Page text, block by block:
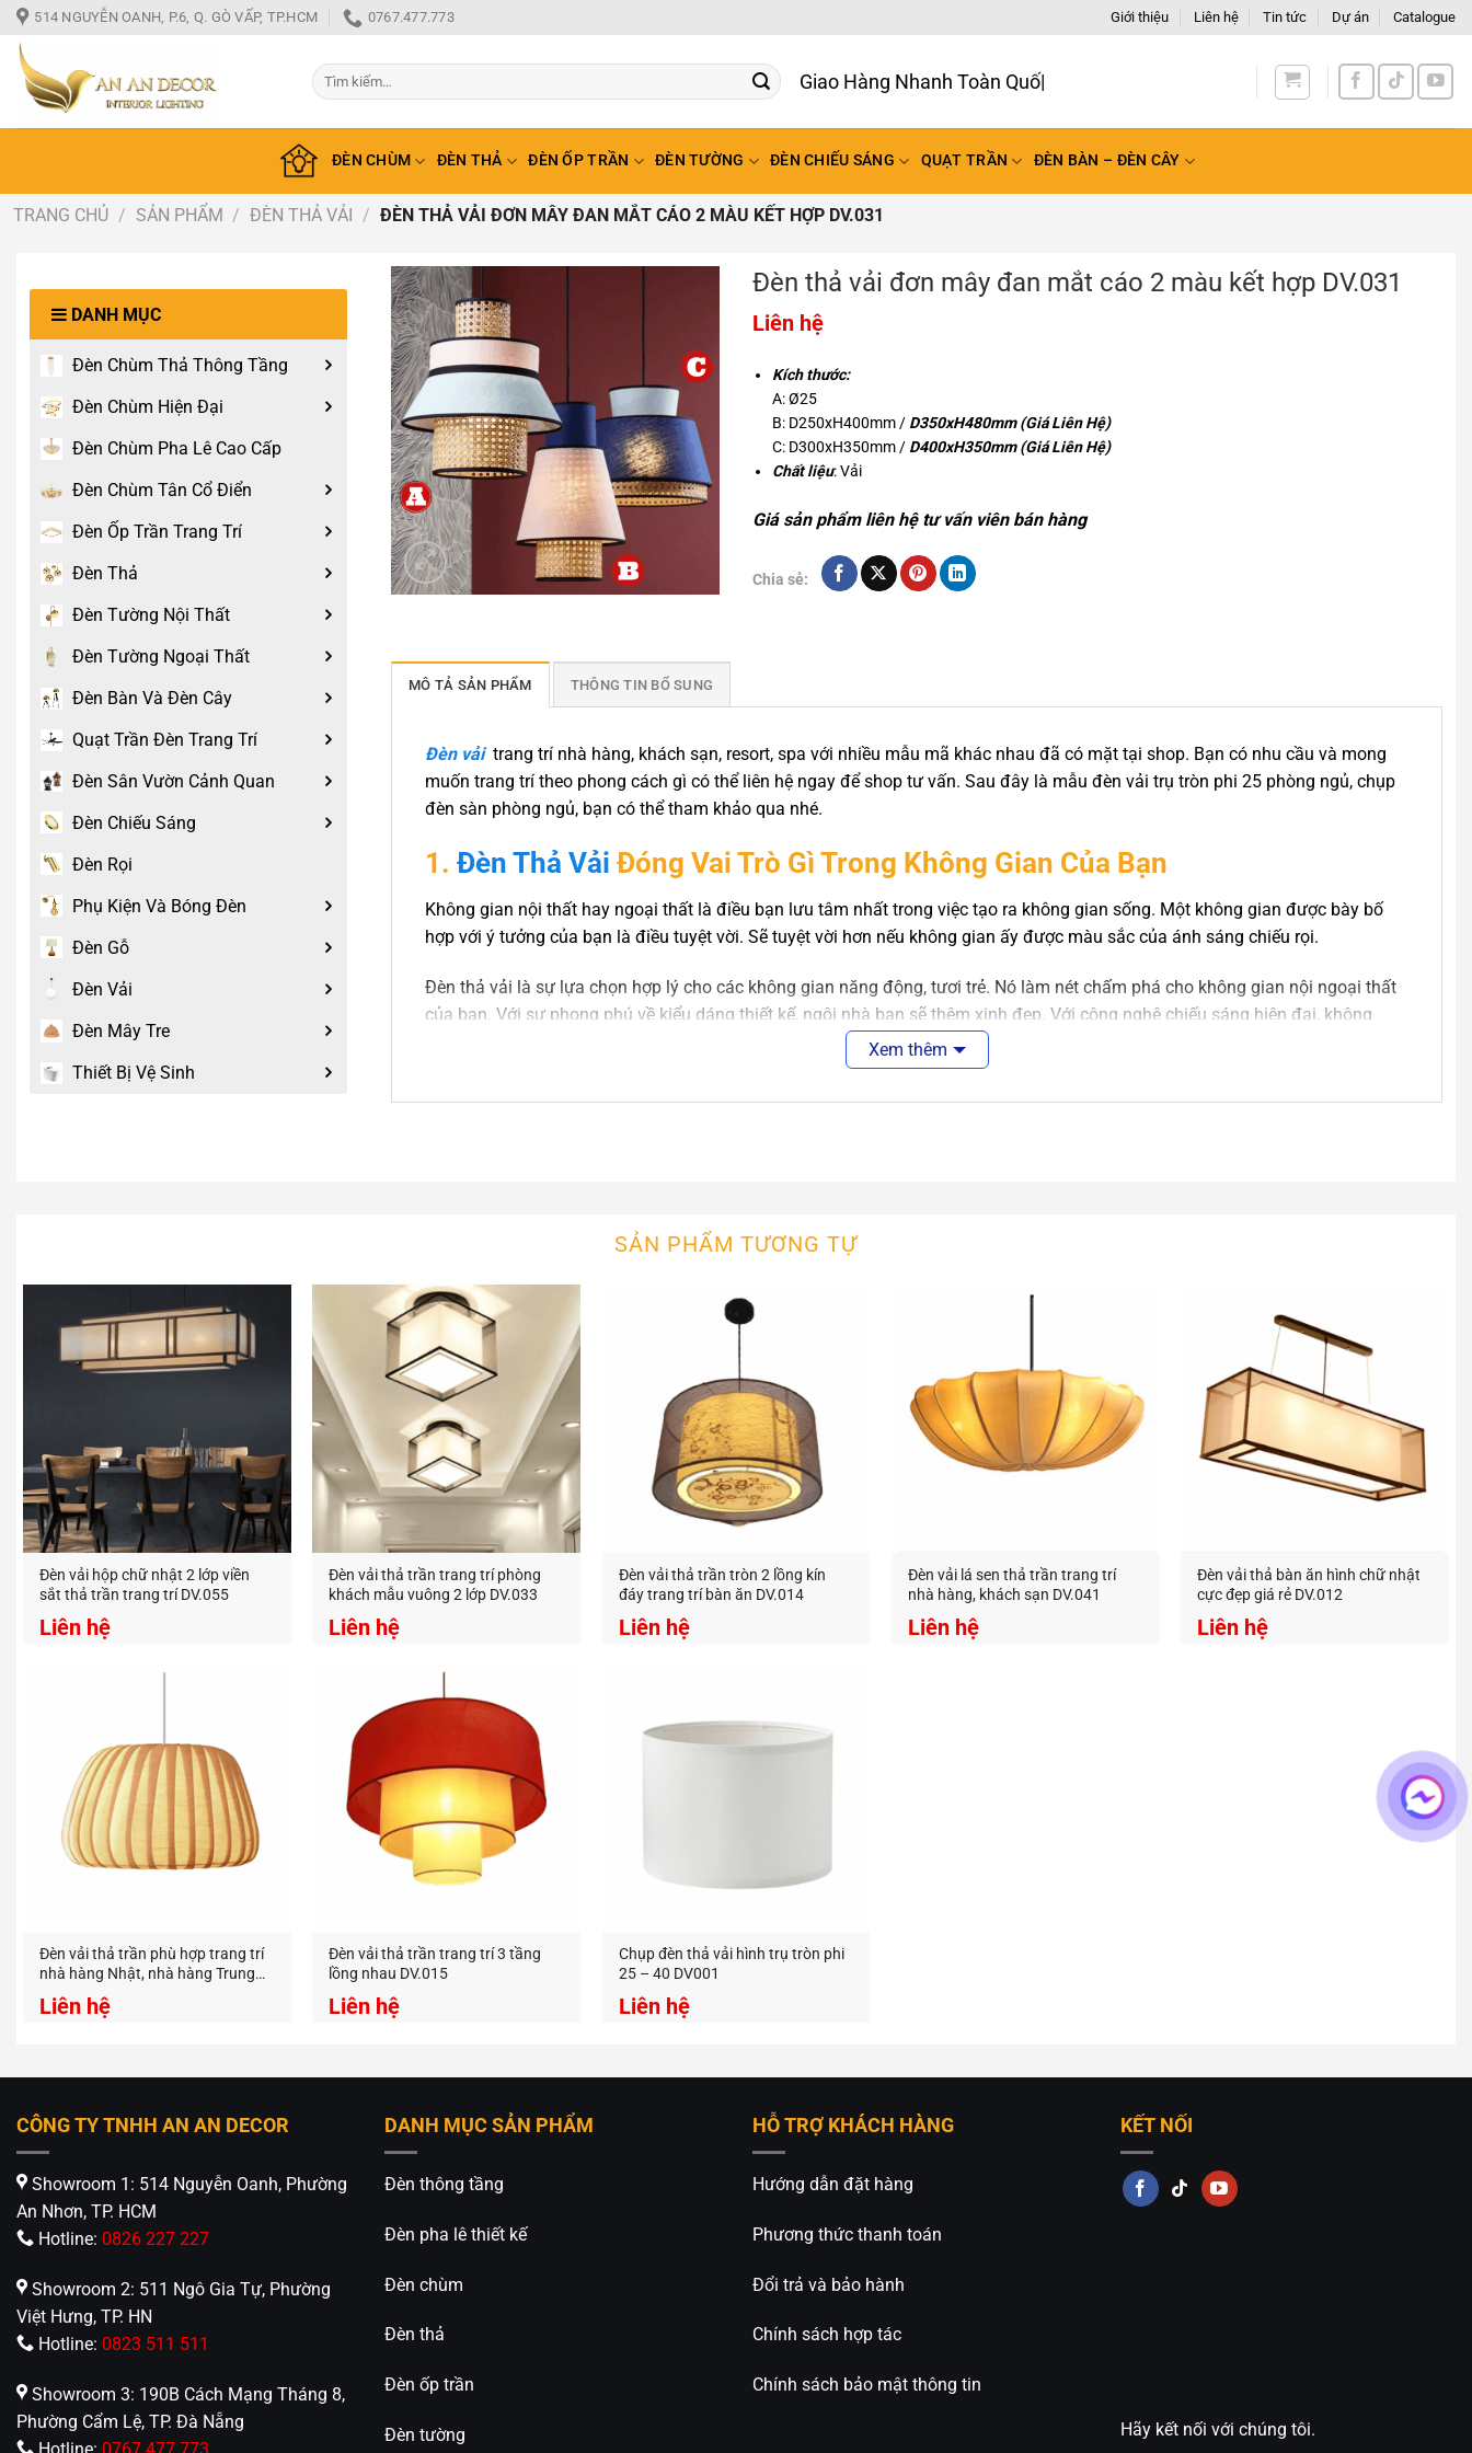
Bỏ
qua
nội
dung
514 NGUYỄN OANH, P.6, Q. GÒ VẤP, TP.HCM 0767.477.773 Giới thiệu Liên hệ Tin tức Dự án Catalogue
Tìm
kiếm:
Giao Hàng Nhanh Toàn Quốc
ĐÈN CHÙM ĐÈN THẢ ĐÈN ỐP TRẦN ĐÈN TƯỜNG ĐÈN CHIẾU SÁNG QUẠT TRẦN ĐÈN BÀN – ĐÈN CÂY
TRANG CHỦ / SẢN PHẨM / ĐÈN THẢ VẢI / ĐÈN THẢ VẢI ĐƠN MÂY ĐAN MẮT CÁO 2 MÀU KẾT HỢP DV.031
DANH MỤC
Đèn Chùm Thả Thông Tầng
Đèn Chùm Hiện Đại
Đèn Chùm Pha Lê Cao Cấp
Đèn Chùm Tân Cổ Điển
Đèn Ốp Trần Trang Trí
Đèn Thả
Đèn Tường Nội Thất
Đèn Tường Ngoại Thất
Đèn Bàn Và Đèn Cây
Quạt Trần Đèn Trang Trí
Đèn Sân Vườn Cảnh Quan
Đèn Chiếu Sáng
Đèn Rọi
Phụ Kiện Và Bóng Đèn
Đèn Gỗ
Đèn Vải
Đèn Mây Tre
Thiết Bị Vệ Sinh
Đèn thả vải đơn mây đan mắt cáo 2 màu kết hợp DV.031
Liên hệ
Kích thước:
A: Ø25
B: D250xH400mm / D350xH480mm (Giá Liên Hệ)
C: D300xH350mm / D400xH350mm (Giá Liên Hệ)
Chất liệu: Vải
Giá sản phẩm liên hệ tư vấn viên bán hàng
Chia sẻ:
MÔ TẢ SẢN PHẨM THÔNG TIN BỔ SUNG
Đèn vải trang trí nhà hàng, khách sạn, resort, spa với nhiều mẫu mã khác nhau đã có mặt tại shop. Bạn có nhu cầu và mong
muốn trang trí theo phong cách gì có thể liên hệ ngay để shop tư vấn. Sau đây là mẫu đèn vải trụ tròn phi 25 phòng ngủ, chụp
đèn sàn phòng ngủ, bạn có thể tham khảo qua nhé.
1. Đèn Thả Vải Đóng Vai Trò Gì Trong Không Gian Của Bạn
Không gian nội thất hay ngoại thất là điều bạn lưu tâm nhất trong việc tạo ra không gian sống. Một không gian được bày bố
hợp với ý tưởng của bạn là điều tuyệt vời. Sẽ tuyệt vời hơn nếu không gian ấy được màu sắc của ánh sáng chiếu rọi.
Đèn thả vải là sự lựa chọn hợp lý cho các không gian năng động, tươi trẻ. Nó làm nét chấm phá cho không gian nội ngoại thất
của bạn. Với sự phong phú về kiểu dáng thiết kế, ngôi nhà bạn sẽ thêm xinh đẹp. Với công nghệ chiếu sáng hiện đại, không
2.Đèn Thả VảiAn An Decor
Tư vấn, thiết kế, sản xuất và tìm các mẫu đèn
Nếu mẫuđèn thả công nghiệp
trang trí cafe, nhà hàng, nhà ở cực đẹp này không đáp ứng được yêu cầu thiết kế của bạn. Bạn
có thể xem thêm các sản phẩm đèn gỗ khác trong cùng danh mục
của chúng tôi. Hoặc liên hệ với nhân
viên của
An An Decor , chúng tôi sẽ tư vấn thiết kế sản xuất mẫu đèn theo yêu cầu cho bạn nhé!
Liên hệ ngay để đặt hàng, ưu tiên khách hàng gọi điện trực tiếp choAn An Decor
Đèn Trang Trí An An Decor
An An Decor– Ánh sáng từ tâm hồn
Địa Chỉ:
412 Phạm Văn Đồng, P.11, Q.Bình Thạnh, Tp.Hồ Chí Minh
Hotline: 0826.227.227
https://anandecor.vn/
Xem thêm
SẢN PHẨM TƯƠNG TỰ
Đèn vải hộp chữ nhật 2 lớp viền
sắt thả trần trang trí DV.055
Liên hệ
Đèn vải thả trần trang trí phòng
khách mẫu vuông 2 lớp DV.033
Liên hệ
Đèn vải thả trần tròn 2 lồng kín
đáy trang trí bàn ăn DV.014
Liên hệ
Đèn vải lá sen thả trần trang trí
nhà hàng, khách sạn DV.041
Liên hệ
Đèn vải thả bàn ăn hình chữ nhật
cực đẹp giá rẻ DV.012
Liên hệ
Đèn vải thả trần phù hợp trang trí
nhà hàng Nhật, nhà hàng Trung
DV.046
Liên hệ
Đèn vải thả trần trang trí 3 tầng
lồng nhau DV.015
Liên hệ
Chụp đèn thả vải hình trụ tròn phi
25 – 40 DV001
Liên hệ
CÔNG TY TNHH AN AN DECOR
Showroom 1: 514 Nguyễn Oanh, Phường
An Nhơn, TP. HCM
Hotline: 0826 227 227
Showroom 2: 511 Ngô Gia Tự, Phường
Việt Hưng, TP. HN
Hotline: 0823 511 511
Showroom 3: 190B Cách Mạng Tháng 8,
Phường Cẩm Lệ, TP. Đà Nẵng
Hotline: 0767 477 773
DANH MỤC SẢN PHẨM
Đèn thông tầng
Đèn pha lê thiết kế
Đèn chùm
Đèn thả
Đèn ốp trần
Đèn tường
HỖ TRỢ KHÁCH HÀNG
Hướng dẫn đặt hàng
Phương thức thanh toán
Đổi trả và bảo hành
Chính sách hợp tác
Chính sách bảo mật thông tin
KẾT NỐI
Hãy kết nối với chúng tôi.